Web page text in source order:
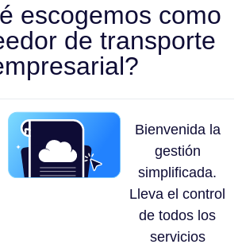
escogemos como
de transporte
Bienvenida la
gestión
simplificada.
Lleva el control
de todos los
servicios